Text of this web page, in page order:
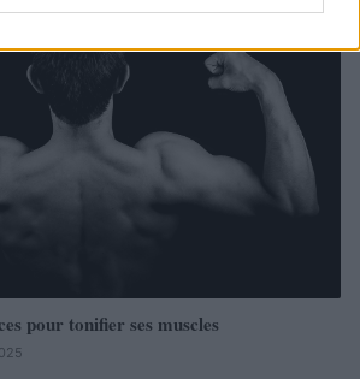
pour tonifier ses muscles